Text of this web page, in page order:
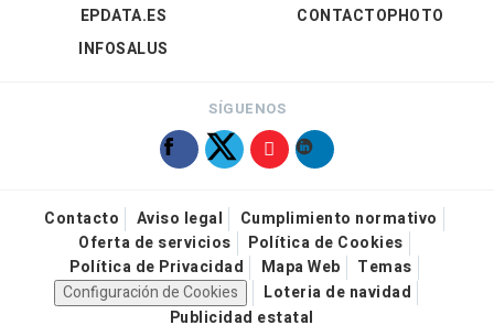
EPDATA.ES
INFOSALUS
CONTACTOPHOTO
SÍGUENOS
Contacto Aviso legal
Cumplimiento normativo
Oferta de servicios
Política de Cookies
Política de Privacidad
Mapa Web
Temas
Configuración de Cookies
Loteria de navidad
Publicidad estatal